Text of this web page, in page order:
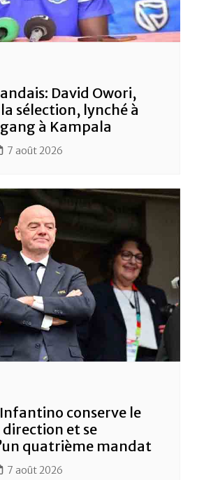
David Owori,
sélection, lynché à
à Kampala
7 août 2026
Infantino conserve le
et se
quatrième mandat
7 août 2026